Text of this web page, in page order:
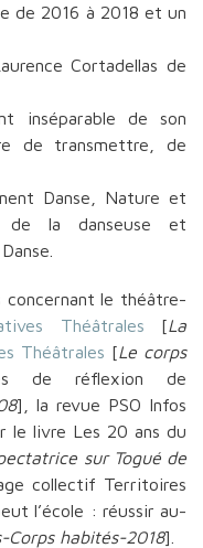
de 2016 à 2018 et un
Cortadellas de
inséparable de son
de transmettre, de
Danse, Nature et
de la danseuse et
concernant le théâtre-
Théâtrales [La
Théâtrales [Le corps
de réflexion de
], la revue PSO Infos
le livre Les 20 ans du
sur Togué de
collectif Territoires
l’école : réussir au-
Corps habités-2018].